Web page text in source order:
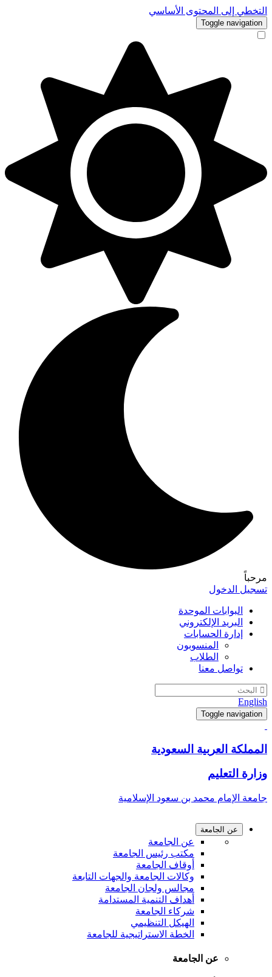
التخطي إلى المحتوى الأساسي
Toggle navigation
مرحباً
تسجيل الدخول
البوابات الموحدة
البريد الإلكتروني
إدارة الحسابات
المنسوبون
الطلاب
تواصل معنا
English
Toggle navigation
المملكة العربية السعودية
وزارة التعليم
جامعة الإمام محمد بن سعود الإسلامية
عن الجامعة
عن الجامعة
مكتب رئيس الجامعة
أوقاف الجامعة
وكالات الجامعة والجهات التابعة
مجالس ولجان الجامعة
أهداف التنمية المستدامة
شركاء الجامعة
الهيكل التنظيمي
الخطة الاستراتيجية للجامعة
عن الجامعة